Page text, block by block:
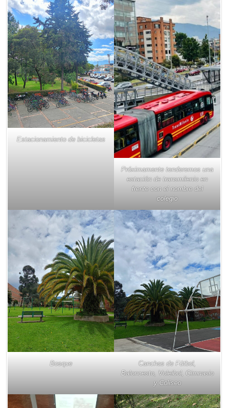
Estacionamiento de bicicletas
Próximamente tenderemos una
estación de transmilenio en
frente con el nombre del
colegio
Bosque
Canchas de Fútbol,
Baloncesto, Voleibol, Gimnasio
y Coliseo